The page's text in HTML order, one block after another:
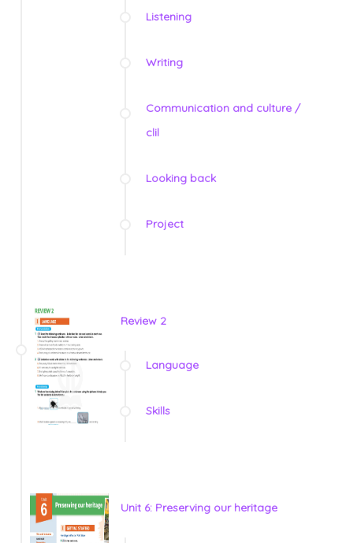
Listening
Writing
Communication and culture /
clil
Looking back
Project
Review 2
Language
Skills
Unit 6: Preserving our heritage